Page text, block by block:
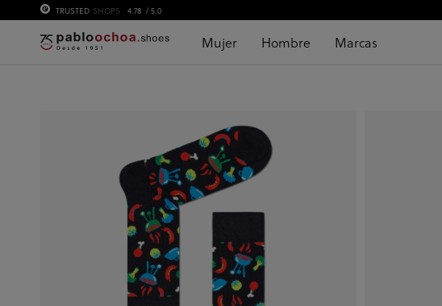
TRUSTED SHOPS 4.78 / 5.0
Mujer Hombre Marcas